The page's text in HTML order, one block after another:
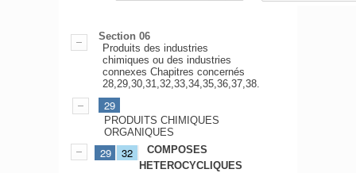
Section 06
Produits des industries
chimiques ou des industries
connexes Chapitres concernés
28,29,30,31,32,33,34,35,36,37,38.
29
PRODUITS CHIMIQUES
ORGANIQUES
29 32
COMPOSES
HETEROCYCLIQUES